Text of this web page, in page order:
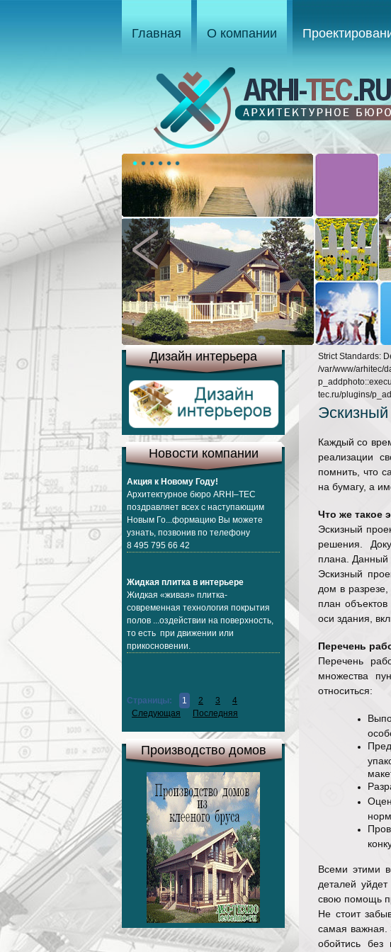
Главная О компании
Дизайн интерьера
Новости компании
Акция к Новому Году!
Архитектурное бюро ARHI–TEC
поздравляет всех с наступающим
Новым Го...формацию Вы можете
узнать, позвонив по телефону
8 495 795 66 42
Жидкая плитка в интерьере
Жидкая «живая» плитка-
современная технология покрытия
полов ...оздействии на поверхность,
то есть при движении или
прикосновении.
Страницы: 1 2 3
4
Следующая
Последняя
Производство домов
Strict Standards:
/var/www/arhitec/
tec.ru/plugins/
Эскизный
Каждый со
реализации
помнить, что
на бумагу, а
Что же такое
Эскизный
решения.
плана. Данный
Эскизный
дом в
план
оси здания,
Перечень
Перечень
множества
относиться:
Всеми этими
деталей
свою помощь
Не стоит
самая важная.
обойтись